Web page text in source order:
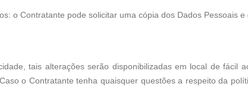
o Contratante pode solicitar uma cópia dos Dados Pessoais
tais alterações serão disponibilizadas em local de fácil
o Contratante tenha quaisquer questões a respeito da